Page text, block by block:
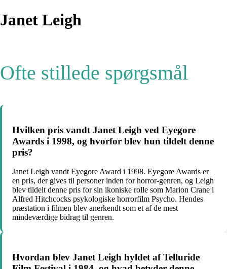
Janet Leigh
Ofte stillede spørgsmål
Hvilken pris vandt Janet Leigh ved Eyegore
Awards i 1998, og hvorfor blev hun tildelt denne
pris?
Janet Leigh vandt Eyegore Award i 1998. Eyegore Awards er
en pris, der gives til personer inden for horror-genren, og Leigh
blev tildelt denne pris for sin ikoniske rolle som Marion Crane i
Alfred Hitchcocks psykologiske horrorfilm Psycho. Hendes
præstation i filmen blev anerkendt som et af de mest
mindeværdige bidrag til genren.
Hvordan blev Janet Leigh hyldet af Telluride